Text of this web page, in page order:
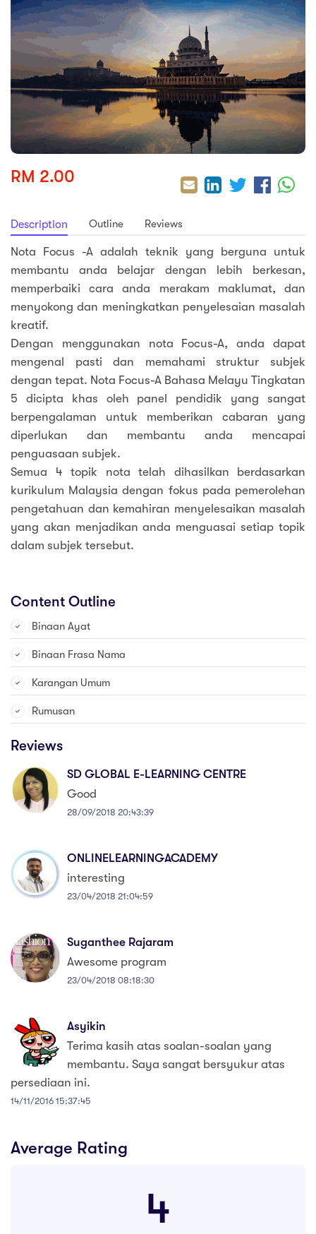
4
(SJKT)
& Spirituality
RM 2.00
Description Outline Reviews
Nota Focus -A adalah teknik yang berguna untuk
membantu anda belajar dengan lebih berkesan,
memperbaiki cara anda merakam maklumat, dan
menyokong dan meningkatkan penyelesaian masalah
kreatif.
Dengan menggunakan nota Focus-A, anda dapat
mengenal pasti dan memahami struktur subjek
dengan tepat. Nota Focus-A Bahasa Melayu Tingkatan
5 dicipta khas oleh panel pendidik yang sangat
berpengalaman untuk memberikan cabaran yang
diperlukan dan membantu anda mencapai
penguasaan subjek.
Semua 4 topik nota telah dihasilkan berdasarkan
kurikulum Malaysia dengan fokus pada pemerolehan
pengetahuan dan kemahiran menyelesaikan masalah
yang akan menjadikan anda menguasai setiap topik
dalam subjek tersebut.
Content Outline
Binaan Ayat
Binaan Frasa Nama
Karangan Umum
Rumusan
Reviews
SD GLOBAL E-LEARNING CENTRE
Good
28/09/2018 20:43:39
ONLINELEARNINGACADEMY
interesting
23/04/2018 21:04:59
Suganthee Rajaram
Awesome program
23/04/2018 08:18:30
Asyikin
Terima kasih atas soalan-soalan yang
membantu. Saya sangat bersyukur atas
persediaan ini.
14/11/2016 15:37:45
Average Rating
4